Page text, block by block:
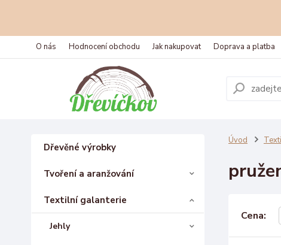
O nás Hodnocení obchodu Jak nakupovat Doprava a platba
Dřevěné výrobky
Tvoření a aranžování
Textilní galanterie
Jehly
Úvod
Cena: